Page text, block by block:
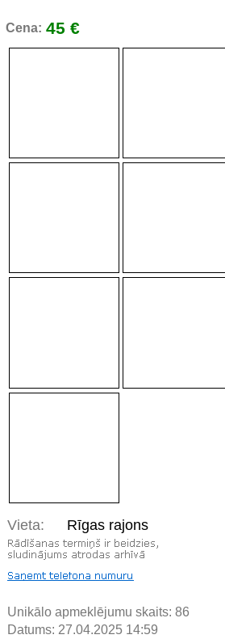
Cena: 45 €
Vieta: Rīgas rajons
Unikālo apmeklējumu skaits: 86
Datums: 27.04.2025 14:59